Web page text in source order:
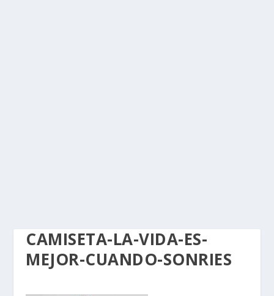
CAMISETA-LA-VIDA-ES-
MEJOR-CUANDO-SONRIES